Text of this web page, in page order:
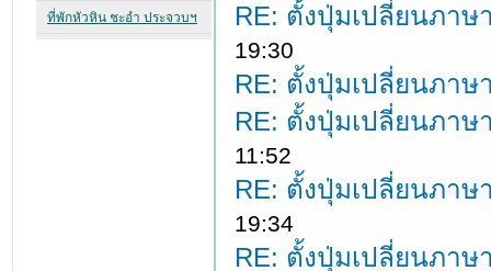
RE: ตั้งปุ่มเปลี่ยนภาษ
19:30
RE: ตั้งปุ่มเปลี่ยนภาษ
RE: ตั้งปุ่มเปลี่ยนภาษ
11:52
RE: ตั้งปุ่มเปลี่ยนภาษ
19:34
RE: ตั้งปุ่มเปลี่ยนภาษ